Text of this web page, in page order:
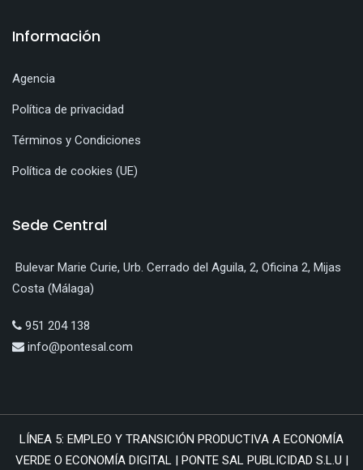
Información
Agencia
Política de privacidad
Términos y Condiciones
Política de cookies (UE)
Sede Central
Bulevar Marie Curie, Urb. Cerrado del Aguila, 2, Oficina 2, Mijas
Costa (Málaga)
951 204 138
info@pontesal.com
LÍNEA 5: EMPLEO Y TRANSICIÓN PRODUCTIVA A ECONOMÍA
VERDE O ECONOMÍA DIGITAL | PONTE SAL PUBLICIDAD S.L.U |